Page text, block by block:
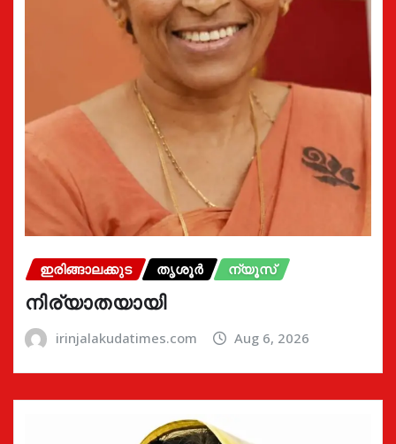
ഇരിങ്ങാലക്കുട തൃശൂർ ന്യൂസ്
നിര്യാതയായി
irinjalakudatimes.com Aug 6, 2026